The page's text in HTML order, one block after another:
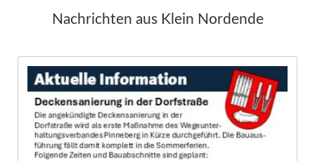
Nachrichten aus Klein Nordende